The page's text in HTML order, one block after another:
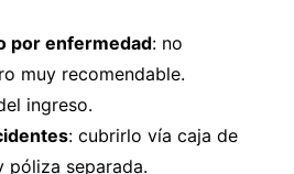
por enfermedad: no
muy recomendable.
ingreso.
: cubrirlo vía caja de
póliza separada.